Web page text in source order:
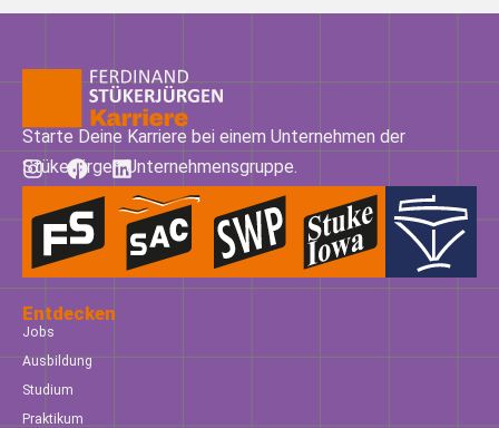
Starte Deine Karriere bei einem Unternehmen der
Stükerjürgen Unternehmensgruppe.
Entdecken
Jobs
Ausbildung
Studium
Praktikum